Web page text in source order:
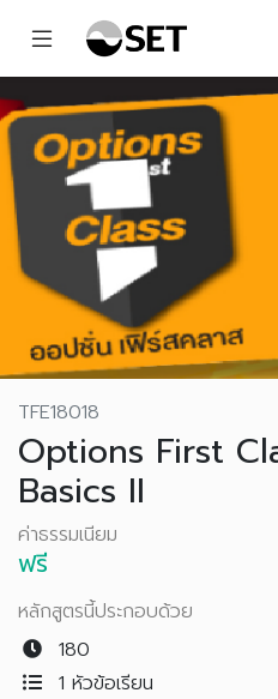
TFE18018
Options First
Basics II
ค่าธรรมเนียม
ฟรี
หลักสูตรนี้ประกอบด้วย
180
1 หัวข้อเรียน